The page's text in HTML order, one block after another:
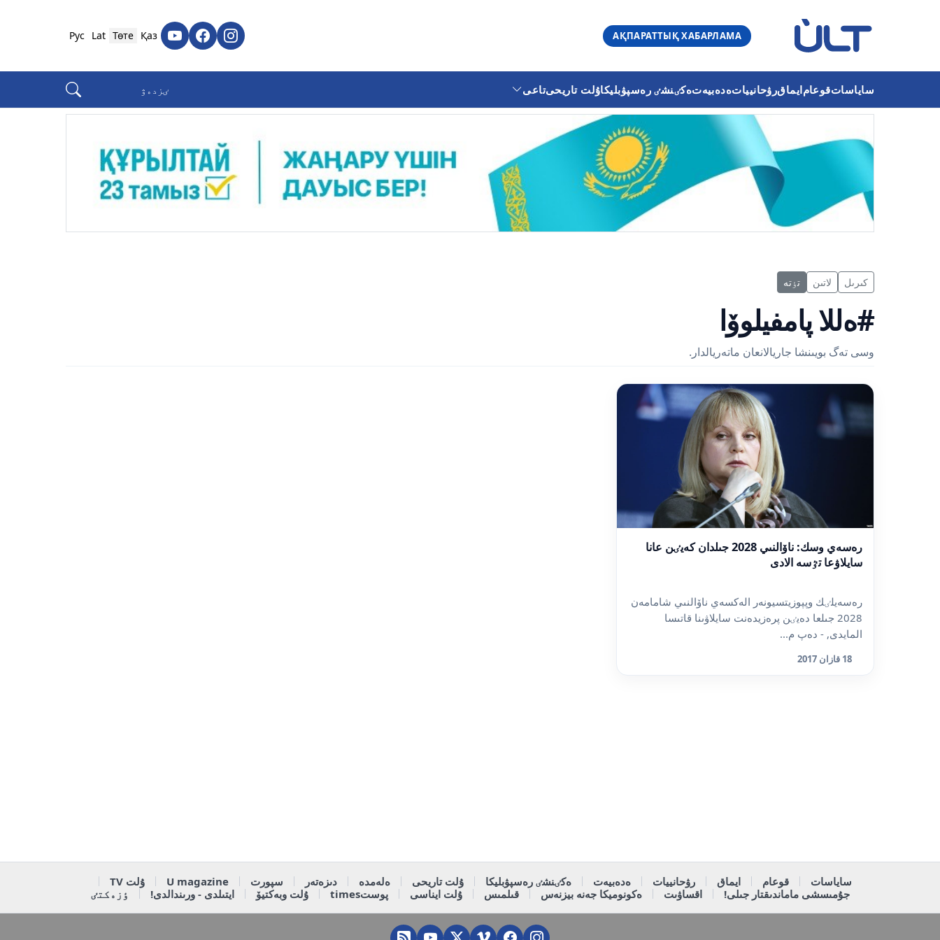
АҚПАРАТТЫҚ ХАБАРЛАМА
Қаз
Төте
Lat
Рус
ساياساتقوعامايماقرۋحانيياتەدەبيەتەكٸنشٸ رەسپۋبليكاۇلت تاريحىتاعى
كىرىل لاتىن تٶتە
#ەللا پامفيلوۆا
وسى تەگ بويىنشا جاريالانعان ماتەريالدار.
رەسەي وسك: ناۆالنىي 2028 جىلدان كەيٸن عانا
سايلاۋعا تٷسە الادى
رەسەيلٸك وپپوزيتسيونەر الەكسەي ناۆالنىي شامامەن
2028 جىلعا دەيٸن پرەزيدەنت سايلاۋىنا قاتىسا
المايدى, - دەپ م...
18 قازان 2017
ساياسات قوعام ايماق رۋحانييات ەدەبيەت ەكٸنشٸ رەسپۋبليكا ۇلت تاريحى ەلەمدە دىزەتەر سپورت U magazine
ۇلت TV
جۇمىسشى ماماندىقتار جىلى!
اقساۋىت ەكونوميكا جەنە بيزنەس قىلمىس ۇلت ايناسى پوستtimes ۇلت وبەكتيۆ ايتىلدى - ورىندالدى! ٶزەكتٸ